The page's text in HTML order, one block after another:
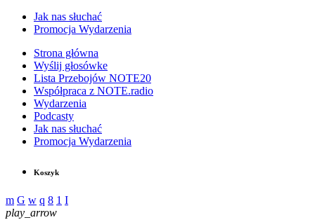
Jak nas słuchać
Promocja Wydarzenia
Strona główna
Wyślij głosówke
Lista Przebojów NOTE20
Współpraca z NOTE.radio
Wydarzenia
Podcasty
Jak nas słuchać
Promocja Wydarzenia
Koszyk
play_arrow